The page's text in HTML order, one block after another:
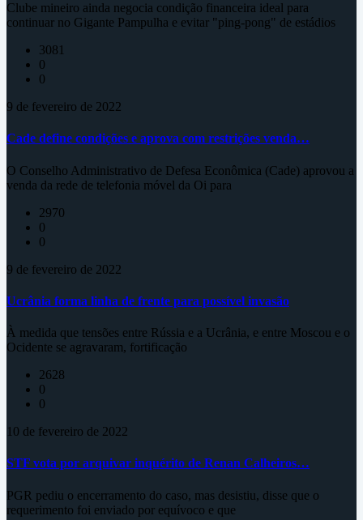
Clube mineiro ainda negocia condição financeira ideal para
continuar no Gigante Pampulha e evitar "ping-pong" de estádios
3081
0
0
9 de fevereiro de 2022
Cade define condições e aprova com restrições venda…
O Conselho Administrativo de Defesa Econômica (Cade) aprovou a
venda da rede de telefonia móvel da Oi para
2970
0
0
9 de fevereiro de 2022
Ucrânia forma linha de frente para possível invasão
À medida que tensões entre Rússia e a Ucrânia, e entre Moscou e o
Ocidente se agravaram, fortificação
2628
0
0
10 de fevereiro de 2022
STF vota por arquivar inquérito de Renan Calheiros…
PGR pediu o encerramento do caso, mas desistiu, disse que o
requerimento foi enviado por equívoco e que